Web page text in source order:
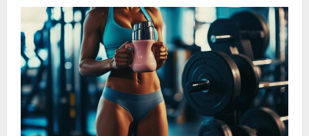
infirmiere
liberale
:
combien
gagne-
t-
elle
vraiment
?
Entre
charges
et
benefices